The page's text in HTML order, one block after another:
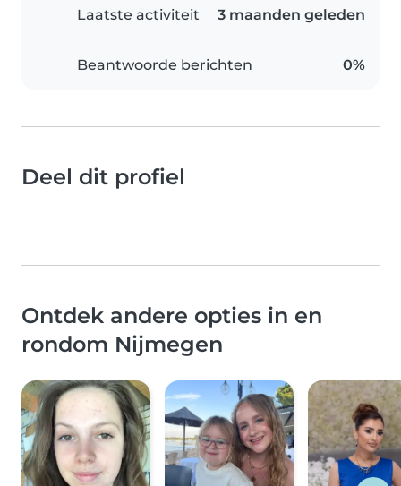
Laatste activiteit 3 maanden geleden
Beantwoorde berichten 0%
Deel dit profiel
Ontdek andere opties in en
rondom Nijmegen